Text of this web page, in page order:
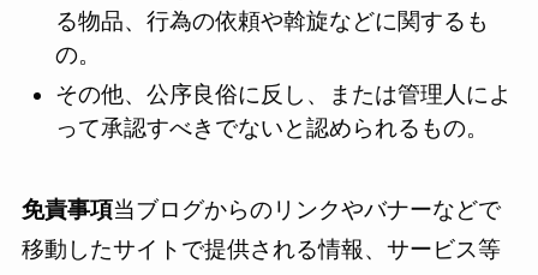
る物品、行為の依頼や斡旋などに関するも
の。
その他、公序良俗に反し、または管理人によ
って承認すべきでないと認められるもの。
免責事項当ブログからのリンクやバナーなどで
移動したサイトで提供される情報、サービス等